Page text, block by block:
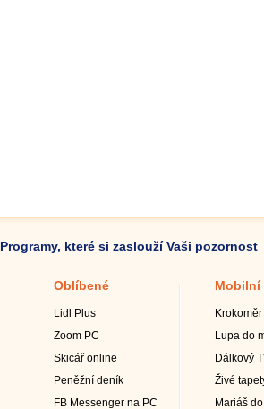
Programy, které si zaslouží Vaši pozornost
Oblíbené
Lidl Plus
Zoom PC
Skicář online
Peněžní deník
FB Messenger na PC
Mobilní
Lupa do
Dálkový
Živé
Mariáš